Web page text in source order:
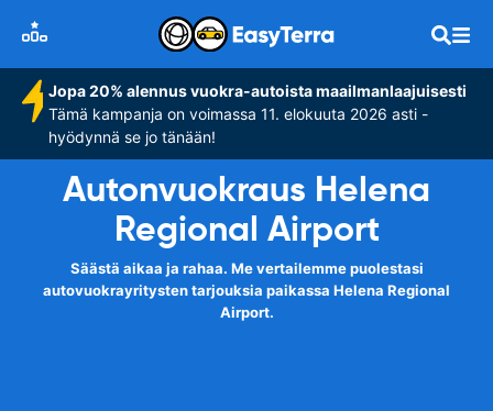
Jopa 20% alennus vuokra-autoista maailmanlaajuisesti
Tämä kampanja on voimassa 11. elokuuta 2026 asti -
hyödynnä se jo tänään!
Autonvuokraus Helena
Regional Airport
Säästä aikaa ja rahaa. Me vertailemme puolestasi
autovuokrayritysten tarjouksia paikassa Helena Regional
Airport.